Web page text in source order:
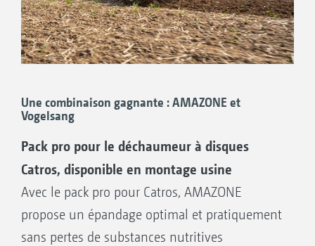
Une combinaison gagnante : AMAZONE et
Vogelsang
Pack pro pour le déchaumeur à disques
Catros, disponible en montage usine
Avec le pack pro pour Catros, AMAZONE
propose un épandage optimal et pratiquement
sans pertes de substances nutritives